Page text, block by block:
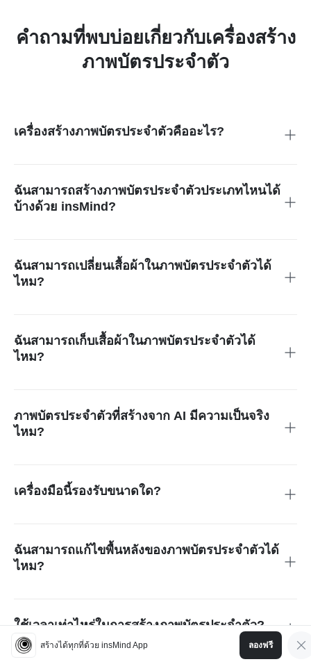
คำถามที่พบบ่อยเกี่ยวกับเครื่องสร้าง
ภาพบัตรประจำตัว
เครื่องสร้างภาพบัตรประจำตัวคืออะไร?
มืออาชีพ มันช่วยให้ขนาด พื้นหลัง และคุณภาพที่มีความเป็นจริง
ได้อย่างเหมาะสม
ฉันสามารถสร้างภาพบัตรประจำตัวประเภทไหนได้
บ้างด้วย insMind?
ได้ ครบวงจรด้วยเครื่องมือแก้ไขภาพเพื่อช่วยคุณปรับภาพให้ตรง
ตามมาตรฐานสากล ซึ่งรวมถึงมาตรฐานของสหรัฐอเมริกา ยุโรป
เอเชีย และข้อกำหนดทั่วโลกอื่น ๆ ทันที
ฉันสามารถเปลี่ยนเสื้อผ้าในภาพบัตรประจำตัวได้
ไหม?
ๆ ขึ้นอยู่กับความต้องการของการสมัครของคุณ
ฉันสามารถเก็บเสื้อผ้าในภาพบัตรประจำตัวได้
ไหม?
คุณหรือเปลี่ยนแปลงบางส่วนตามความจำเป็น
ภาพบัตรประจำตัวที่สร้างจาก AI มีความเป็นจริง
ไหม?
maintaining your true facial features without distortions or
เครื่องมือนี้รองรับขนาดใด?
ขนาดที่กำหนดเองเพื่อให้ตรงตามความต้องการเฉพาะ
ฉันสามารถแก้ไขพื้นหลังของภาพบัตรประจำตัวได้
ไหม?
เอกสารที่แตกต่างกัน
ใช้เวลาเท่าไหร่ในการสร้างภาพบัตรประจำตัว?
เพียงไม่กี่วินาที อัปโหลดภาพของคุณ ให้ AI ของเราประมวลผล
สร้างได้ทุกที่ด้วย insMind App ลองฟรี